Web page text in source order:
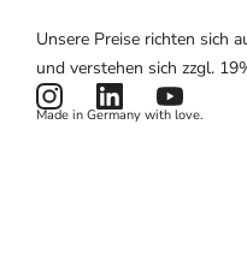
Hardware
Preise
Zahlungen
Kartenlesegerät
Potenzialrechner
Impressum
AGB
Unsere Preise richten sich
und verstehen sich zzgl.
Made in Germany with love.